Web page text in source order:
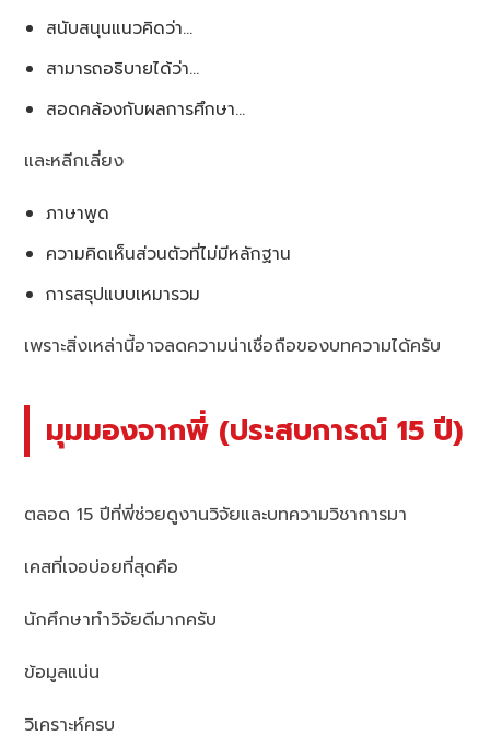
สนับสนุนแนวคิดว่า…
สามารถอธิบายได้ว่า…
สอดคล้องกับผลการศึกษา…
และหลีกเลี่ยง
ภาษาพูด
ความคิดเห็นส่วนตัวที่ไม่มีหลักฐาน
การสรุปแบบเหมารวม
เพราะสิ่งเหล่านี้อาจลดความน่าเชื่อถือของบทความได้ครับ
มุมมองจากพี่ (ประสบการณ์ 15 ปี)
ตลอด 15 ปีที่พี่ช่วยดูงานวิจัยและบทความวิชาการมา
เคสที่เจอบ่อยที่สุดคือ
นักศึกษาทำวิจัยดีมากครับ
ข้อมูลแน่น
วิเคราะห์ครบ